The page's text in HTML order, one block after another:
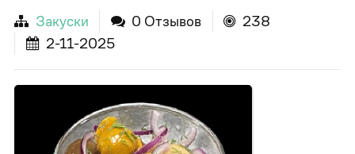
Закуски 0 Отзывов
238
2-11-2025